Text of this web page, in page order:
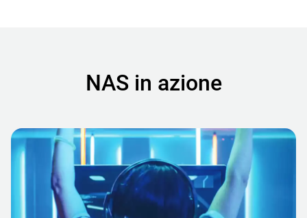
NAS in azione